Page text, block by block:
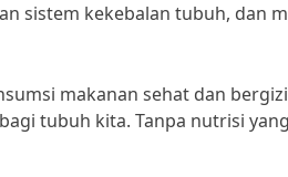
sistem kekebalan tubuh, dan
makanan sehat dan
tubuh kita. Tanpa nutrisi